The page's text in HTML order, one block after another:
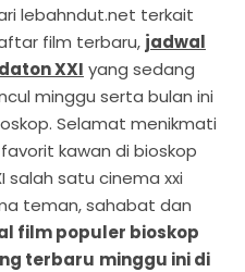
lebahndut.net terkait
film terbaru, jadwal
XXI yang sedang
minggu serta bulan ini
Selamat menikmati
kawan di bioskop
salah satu cinema xxi
teman, sahabat dan
film populer bioskop
terbaru minggu ini di